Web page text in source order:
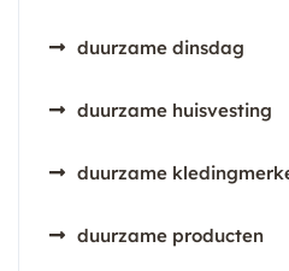
duurzame dinsdag
duurzame huisvesting
duurzame
duurzame producten